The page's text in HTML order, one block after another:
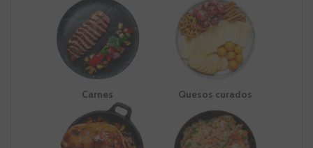
Carnes Quesos curados